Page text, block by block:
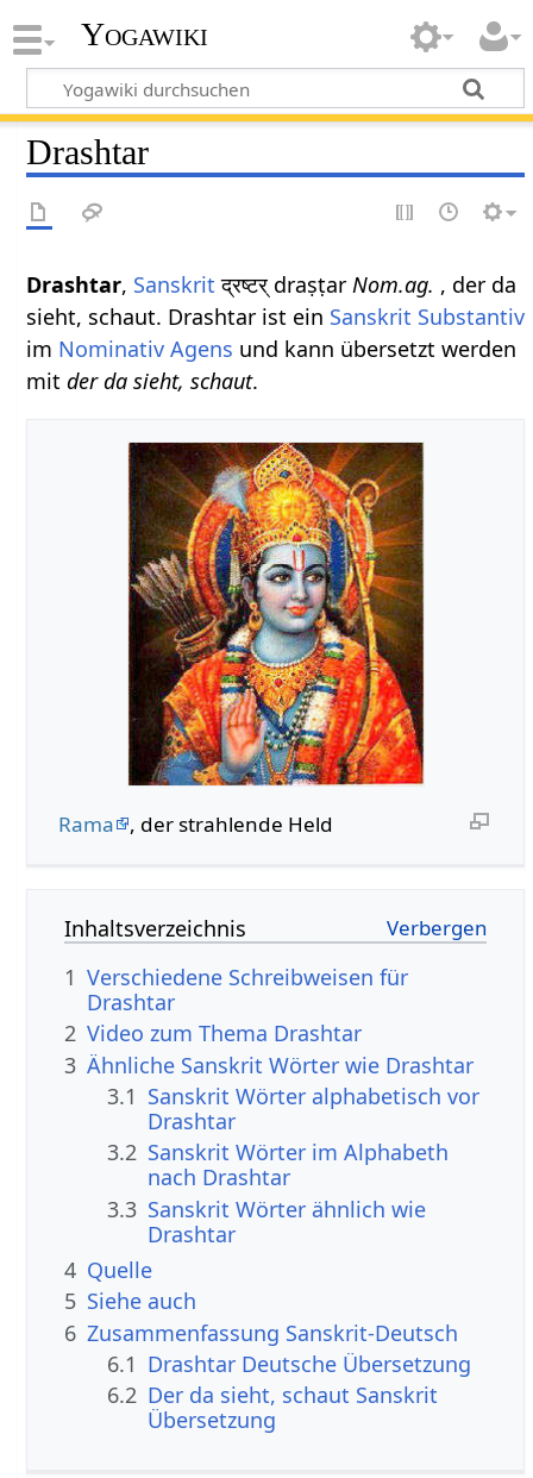
Yogawiki
Drashtar
Drashtar, Sanskrit द्रष्टर् draṣṭarNom.ag. , der da
sieht, schaut. Drashtar ist ein Sanskrit Substantiv
im Nominativ Agens und kann übersetzt werden
mitder da sieht, schaut.
Rama , der strahlende Held
Inhaltsverzeichnis
1 Verschiedene Schreibweisen für
Drashtar
2 Video zum Thema Drashtar
3 Ähnliche Sanskrit Wörter wie Drashtar
3.1 Sanskrit Wörter alphabetisch vor
Drashtar
3.2 Sanskrit Wörter im Alphabeth
nach Drashtar
3.3 Sanskrit Wörter ähnlich wie
Drashtar
4 Quelle
5 Siehe auch
6 Zusammenfassung Sanskrit-Deutsch
6.1 Drashtar Deutsche Übersetzung
6.2 Der da sieht, schaut Sanskrit
Übersetzung